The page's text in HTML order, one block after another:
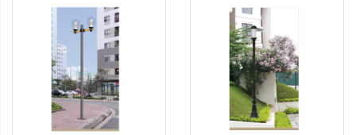
Nước sản xuất:
Xuất xứ thương hiệu:
Delete
Nước sản xuất:
Xuất xứ thương hiệu:
Delete